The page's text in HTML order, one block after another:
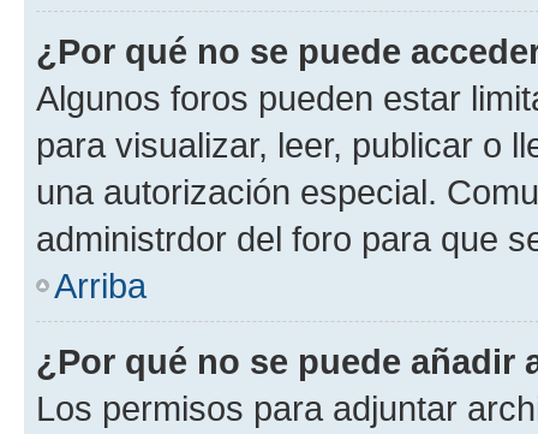
¿Por qué no se puede
Algunos foros pueden estar
para visualizar, leer, publicar o
una autorización especial.
administrdor del foro para que
Arriba
¿Por qué no se puede añadir
Los permisos para adjuntar